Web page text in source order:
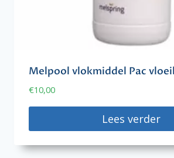
Melpool vlokmiddel Pac
€10,00
Lees verder